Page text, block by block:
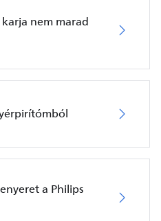
nem marad
a Philips